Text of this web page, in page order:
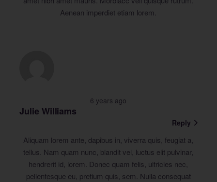
Aenean imperdiet etiam lorem.
6 years ago
Julie Williams
Reply
Aliquam lorem ante, dapibus in, viverra quis, feugiat a,
tellus. Nam quam nunc, blandit vel, luctus elit pulvinar,
hendrerit id, lorem. Donec quam felis, ultricies nec,
pellentesque eu, pretium quis, sem. Nulla consequat